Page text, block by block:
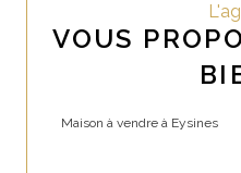
VOUS
Maison à vendre à Eysines